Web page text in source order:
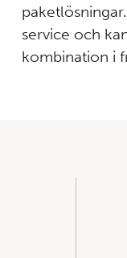
service och
kombination i